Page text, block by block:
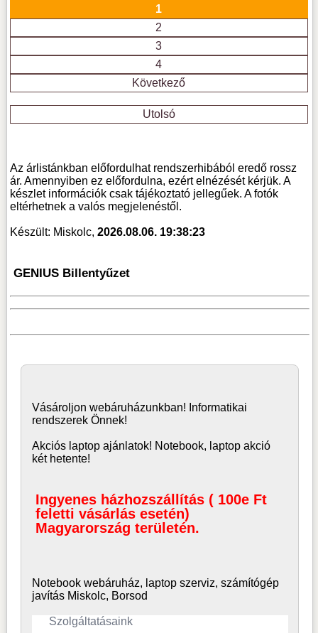
1
2
3
4
Következő
Utolsó
Az árlistánkban előfordulhat rendszerhibából eredő rossz
ár. Amennyiben ez előfordulna, ezért elnézését kérjük. A
készlet információk csak tájékoztató jellegűek. A fotók
eltérhetnek a valós megjelenéstől.
Készült: Miskolc,2026.08.06. 19:38:23
GENIUS Billentyűzet
Vásároljonwebáruházunkban! Informatikai
rendszerek Önnek!
Akciós laptop ajánlatok! Notebook, laptop akció
két hetente!
Ingyenes házhozszállítás ( 100e Ft
feletti vásárlás esetén)
Magyarország területén.
Notebook webáruház, laptop szerviz, számítógép
javítás Miskolc, Borsod
Szolgáltatásaink